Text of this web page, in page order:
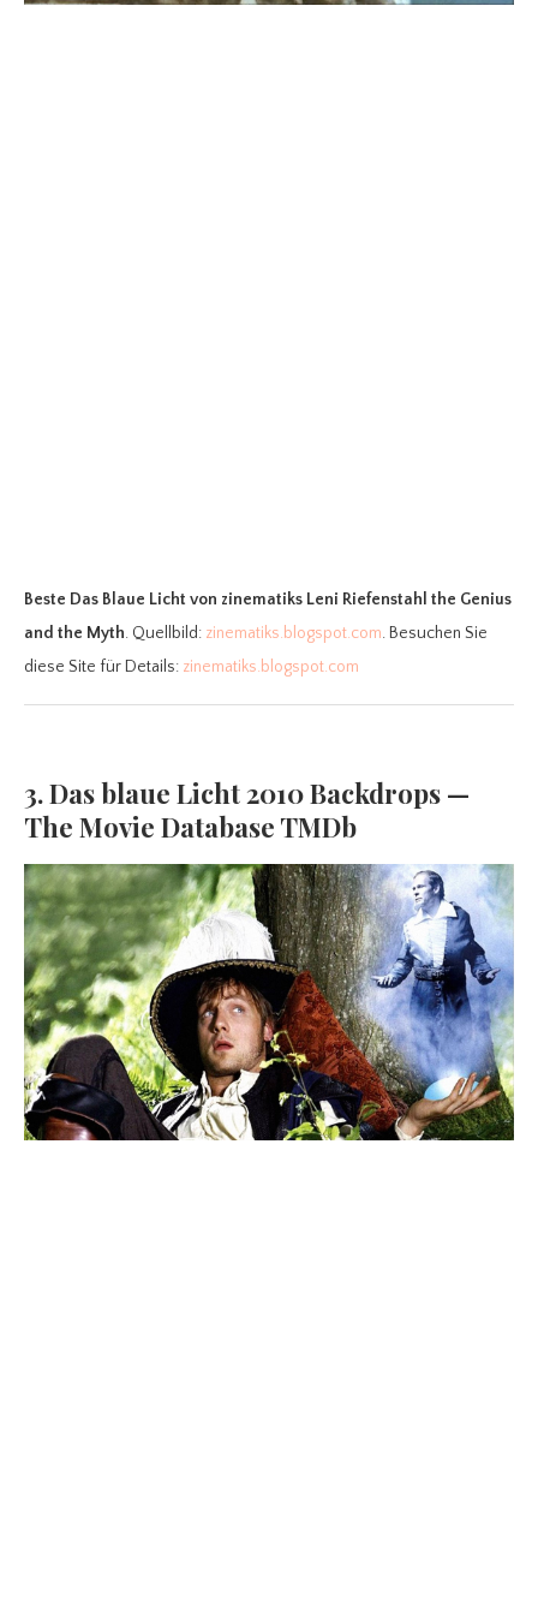
Beste Das Blaue Licht von zinematiks Leni Riefenstahl the Genius
and the Myth. Quellbild: zinematiks.blogspot.com. Besuchen Sie
diese Site für Details: zinematiks.blogspot.com
3. Das blaue Licht 2010 Backdrops —
The Movie Database TMDb